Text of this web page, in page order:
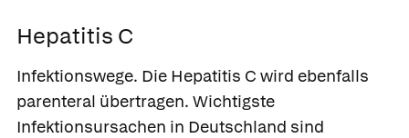
Hepatitis C
Infektionswege. Die Hepatitis C wird ebenfalls
parenteral übertragen. Wichtigste
Infektionsursachen in Deutschland sind